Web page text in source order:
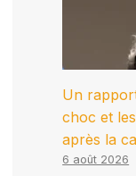
Un
choc et
après la
6 août 2026